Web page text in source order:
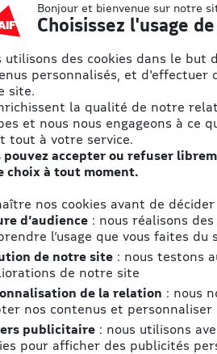
pratiques
Adresse
Cité du Chocolat
12 Avenue du
Roosevelt
26600 Tain-l'Hermit
Accès
Voir le plan d'accès
Bonjour et bienvenue sur notre
Choisissez l'usage
utilisons des cookies dans le but
personnalisés, et d'effectuer
site.
la qualité de notre
et nous nous engageons à ce
tout à votre service.
pouvez accepter ou refuser
choix à tout moment.
nos cookies avant de décider
d’audience : nous réalisons
l’usage que vous faites du
de notre site : nous testons
de notre site
de la relation : nous
nos contenus et personnaliser
publicitaire : nous utilisons
pour afficher des publicités